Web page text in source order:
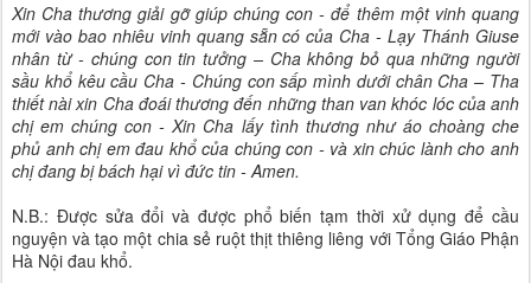
Xin Cha thương giải gỡ giúp chúng con - để thêm một vinh quang
mới vào bao nhiêu vinh quang sẵn có của Cha - Lạy Thánh Giuse
nhân từ - chúng con tin tưởng – Cha không bỏ qua những người
sầu khổ kêu cầu Cha - Chúng con sấp mình dưới chân Cha – Tha
thiết nài xin Cha đoái thương đến những than van khóc lóc của anh
chị em chúng con - Xin Cha lấy tình thương như áo choàng che
phủ anh chị em đau khổ của chúng con - và xin chúc lành cho anh
chị đang bị bách hại vì đức tin - Amen.
N.B.: Được sửa đổi và được phổ biến tạm thời xử dụng để cầu
nguyện và tạo một chia sẻ ruột thịt thiêng liêng với Tổng Giáo Phận
Hà Nội đau khổ.